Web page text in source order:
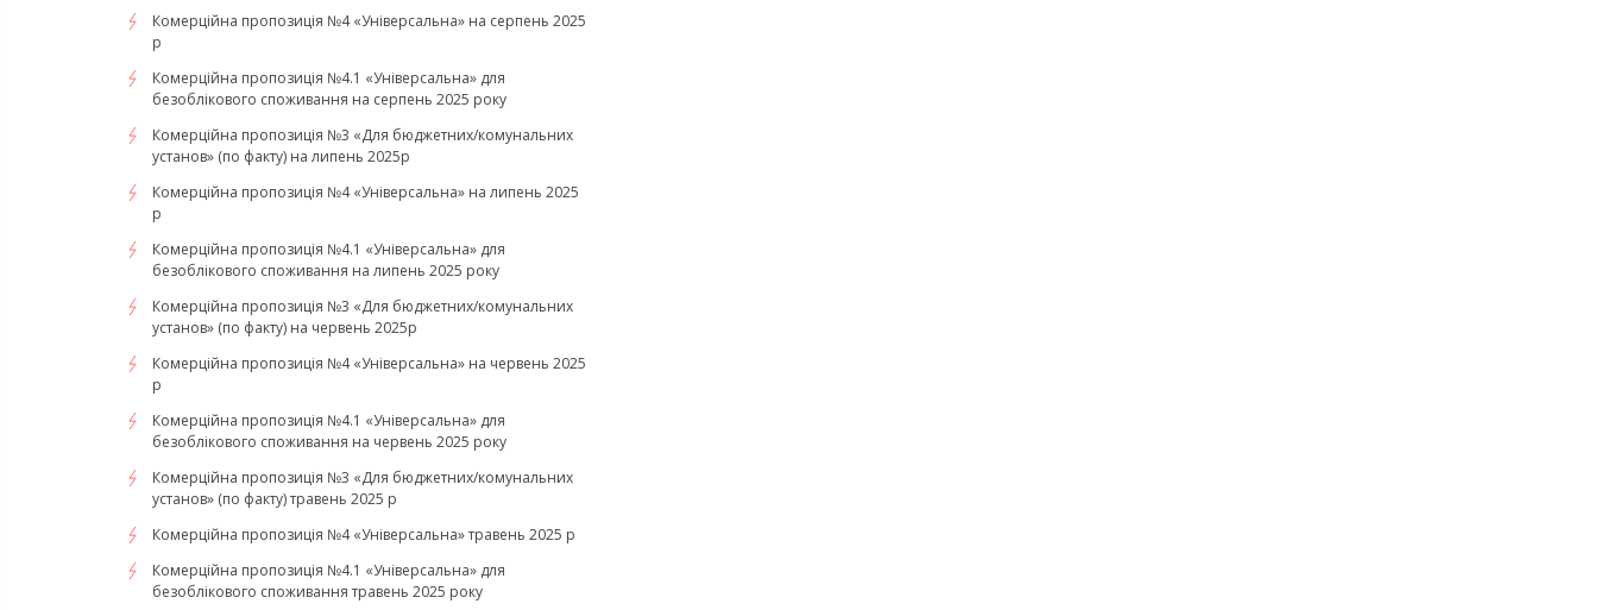
Комерційна пропозиція №4 «Універсальна» на серпень 2025
р
Комерційна пропозиція №4.1 «Універсальна» для
безоблікового споживання на серпень 2025 року
Комерційна пропозиція №3 «Для бюджетних/комунальних
установ» (по факту) на липень 2025р
Комерційна пропозиція №4 «Універсальна» на липень 2025
р
Комерційна пропозиція №4.1 «Універсальна» для
безоблікового споживання на липень 2025 року
Комерційна пропозиція №3 «Для бюджетних/комунальних
установ» (по факту) на червень 2025р
Комерційна пропозиція №4 «Універсальна» на червень 2025
р
Комерційна пропозиція №4.1 «Універсальна» для
безоблікового споживання на червень 2025 року
Комерційна пропозиція №3 «Для бюджетних/комунальних
установ» (по факту) травень 2025 р
Комерційна пропозиція №4 «Універсальна» травень 2025 р
Комерційна пропозиція №4.1 «Універсальна» для
безоблікового споживання травень 2025 року